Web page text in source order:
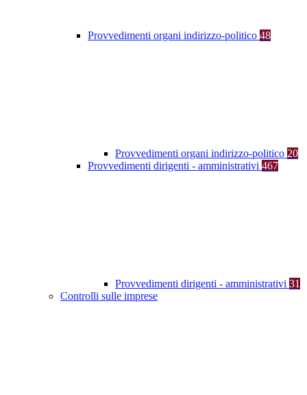
Provvedimenti organi indirizzo-politico 48
Provvedimenti organi indirizzo-politico 20
Provvedimenti dirigenti - amministrativi 467
Provvedimenti dirigenti - amministrativi 31
Controlli sulle imprese